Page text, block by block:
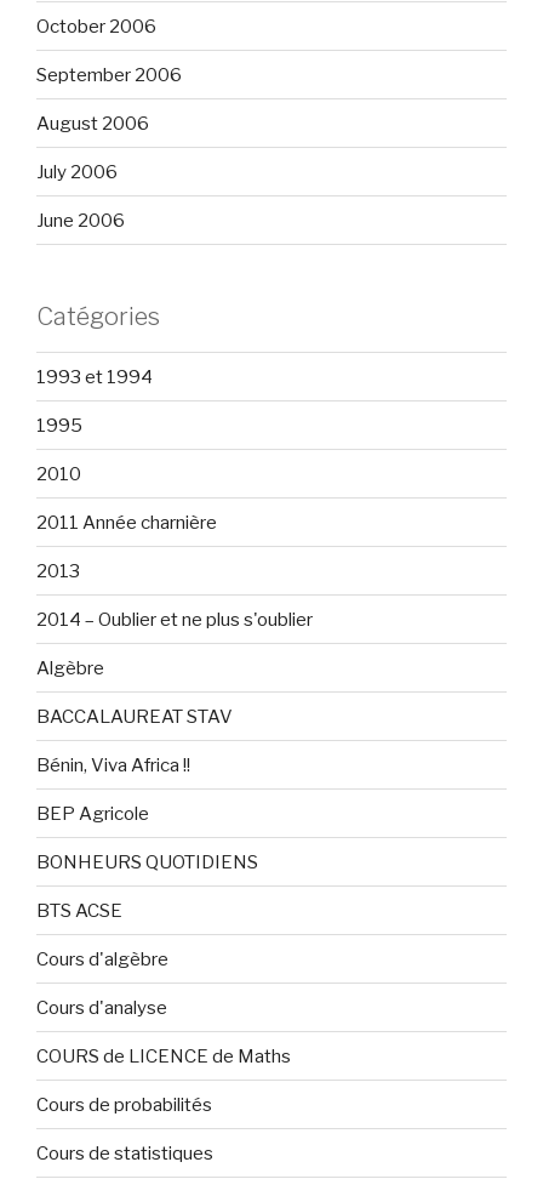
October 2006
September 2006
August 2006
July 2006
June 2006
Catégories
1993 et 1994
1995
2010
2011 Année charnière
2013
2014 – Oublier et ne plus s'oublier
Algèbre
BACCALAUREAT STAV
Bénin, Viva Africa !!
BEP Agricole
BONHEURS QUOTIDIENS
BTS ACSE
Cours d'algèbre
Cours d'analyse
COURS de LICENCE de Maths
Cours de probabilités
Cours de statistiques